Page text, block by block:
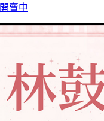
開賣中